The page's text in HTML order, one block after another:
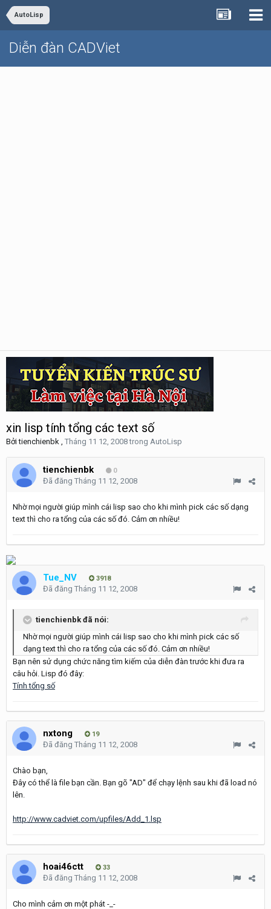
AutoLisp
Diễn đàn CADViet
xin lisp tính tổng các text số
Bởitienchienbk , Tháng 11 12, 2008trong AutoLisp
tienchienbk 0
Đã đăng Tháng 11 12, 2008
Nhờ mọi người giúp mình cái lisp sao cho khi mình pick các số dạng
text thì cho ra tổng của các số đó. Cảm ơn nhiều!
Tue_NV 3918
Đã đăng Tháng 11 12, 2008
tienchienbk đã nói:
Nhờ mọi người giúp mình cái lisp sao cho khi mình pick các số
dạng text thì cho ra tổng của các số đó. Cảm ơn nhiều!
Bạn nên sử dụng chức năng tìm kiếm của diễn đàn trước khi đưa ra
câu hỏi. Lisp đó đây:
Tính tổng số
nxtong 19
Đã đăng Tháng 11 12, 2008
Chào bạn,
Đây có thể là file bạn cần. Bạn gõ "AD" để chạy lệnh sau khi đã load nó
lên.
http://www.cadviet.com/upfiles/Add_1.lsp
hoai46ctt 33
Đã đăng Tháng 11 12, 2008
Cho mình cảm ơn một phát -_-